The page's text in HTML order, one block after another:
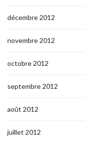
décembre 2012
novembre 2012
octobre 2012
septembre 2012
août 2012
juillet 2012